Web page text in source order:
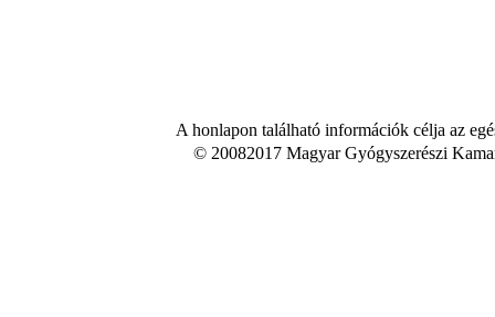
A honlapon található információk célja az
© 20082017 Magyar Gyógyszerészi